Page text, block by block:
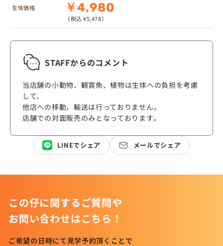
生体価格 ￥4,980
（税込 ¥5,478）
STAFFからのコメント
当店舗の小動物、観賞魚、植物は生体への負担を考慮
して、
他店への移動、輸送は行っておりません。
店舗での対面販売のみとなっております。
LINEでシェア メールでシェア
この仔に関するご質問や
お問い合わせはこちら！
ご希望の日時にて見学予約頂くことで